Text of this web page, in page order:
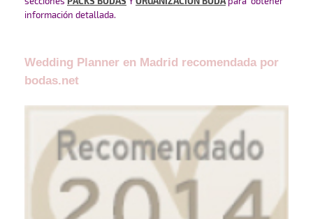
información detallada.
Wedding Planner en Madrid recomendada por
bodas.net